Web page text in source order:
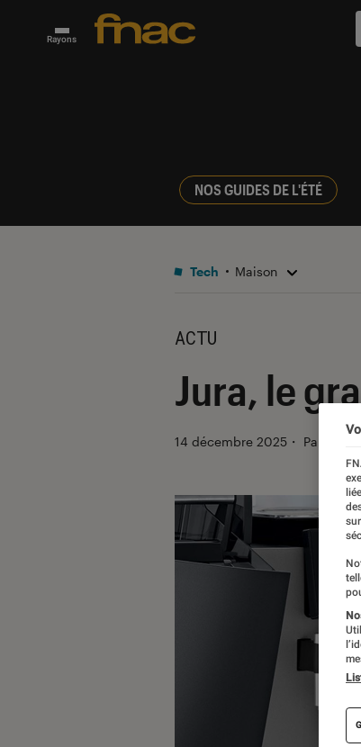
Rayons
NOS GUIDES DE L'ÉTÉ
Tech Maison
ACTU
Jura, le
14 décembre 2025 ・ Par